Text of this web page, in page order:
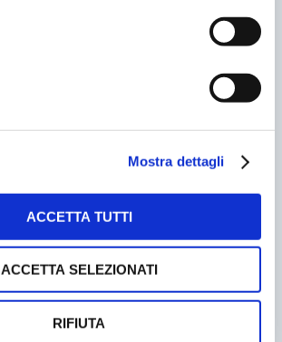
Mostra dettagli
ACCETTA TUTTI
ACCETTA SELEZIONATI
RIFIUTA